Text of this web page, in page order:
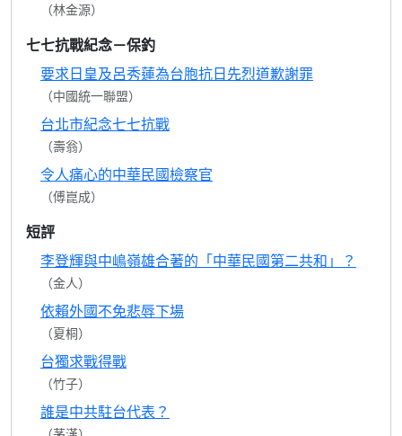
（林金源）
七七抗戰紀念－保釣
要求日皇及呂秀蓮為台胞抗日先烈道歉謝罪
（中國統一聯盟）
台北市紀念七七抗戰
（壽翁）
令人痛心的中華民國檢察官
（傅崑成）
短評
李登輝與中嶋嶺雄合著的「中華民國第二共和」？
（金人）
依賴外國不免悲辱下場
（夏桐）
台獨求戰得戰
（竹子）
誰是中共駐台代表？